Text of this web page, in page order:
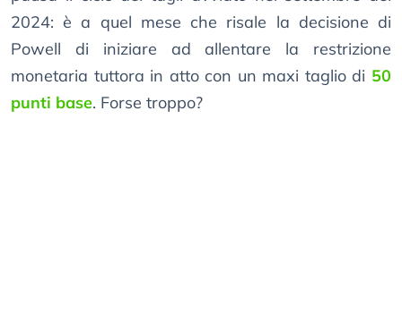
2024: è a quel mese che risale la decisione di
Powell di iniziare ad allentare la restrizione
monetaria tuttora in atto con un maxi taglio di 50
punti base. Forse troppo?